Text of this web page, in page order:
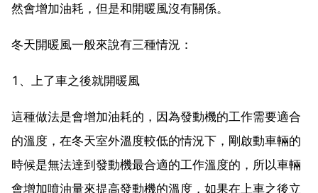
然會增加油耗，但是和開暖風沒有關係。
冬天開暖風一般來說有三種情況：
1、上了車之後就開暖風
這種做法是會增加油耗的，因為發動機的工作需要適合
的溫度，在冬天室外溫度較低的情況下，剛啟動車輛的
時候是無法達到發動機最合適的工作溫度的，所以車輛
會增加噴油量來提高發動機的溫度，如果在上車之後立